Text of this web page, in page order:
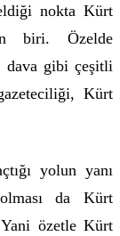
nokta Kürt
biri. Özelde
dava gibi çeşitli
Kürt
yolun yanı
da Kürt
Yani özetle Kürt